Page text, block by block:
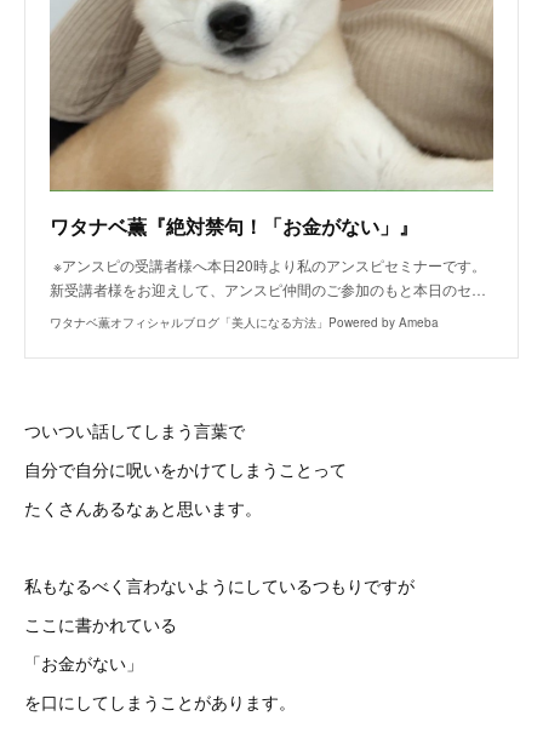
ワタナベ薫『絶対禁句！「お金がない」』
※アンスピの受講者様へ本日20時より私のアンスピセミナーです。
新受講者様をお迎えして、アンスピ仲間のご参加のもと本日のセ…
ワタナベ薫オフィシャルブログ「美人になる方法」Powered by Ameba
ついつい話してしまう言葉で
自分で自分に呪いをかけてしまうことって
たくさんあるなぁと思います。
私もなるべく言わないようにしているつもりですが
ここに書かれている
「お金がない」
を口にしてしまうことがあります。